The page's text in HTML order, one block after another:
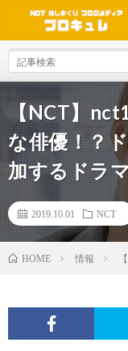
【NCT】
な俳優！？
加するドラ
2019.10.01 NCT
HOME 情報